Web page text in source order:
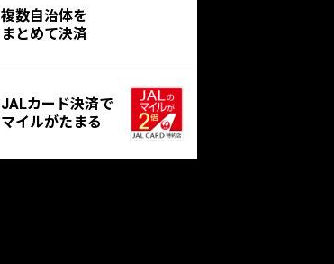
複数自治体を
まとめて決済
JALカード決済で
マイルがたまる